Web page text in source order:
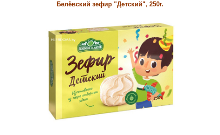
Белёвский зефир "Детский", 250г.